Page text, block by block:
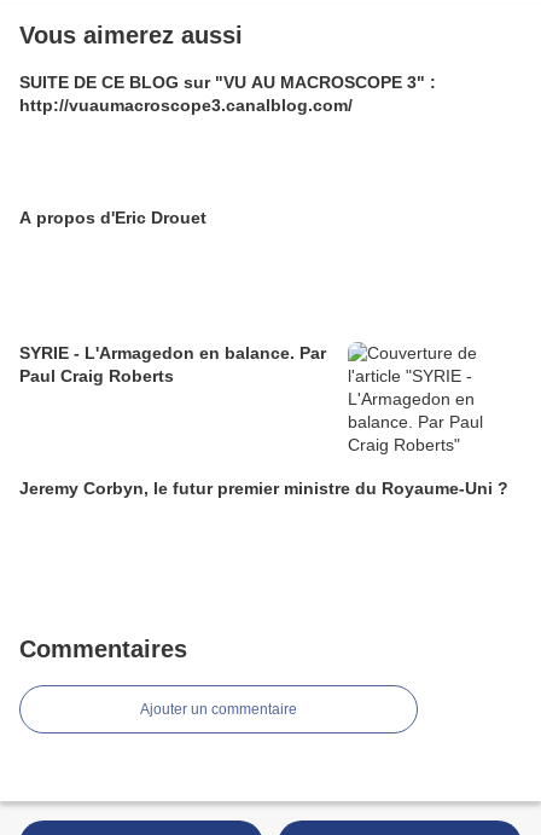
Vous aimerez aussi
SUITE DE CE BLOG sur "VU AU MACROSCOPE 3" :
http://vuaumacroscope3.canalblog.com/
A propos d'Eric Drouet
SYRIE - L'Armagedon en balance. Par
Paul Craig Roberts
Jeremy Corbyn, le futur premier ministre du Royaume-Uni ?
Commentaires
Ajouter un commentaire